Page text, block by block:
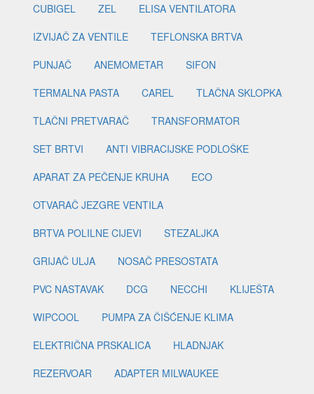
CUBIGEL
ZEL
ELISA VENTILATORA
IZVIJAČ ZA VENTILE
TEFLONSKA BRTVA
PUNJAČ
ANEMOMETAR
SIFON
TERMALNA PASTA
CAREL
TLAČNA SKLOPKA
TLAČNI PRETVARAČ
TRANSFORMATOR
SET BRTVI
ANTI VIBRACIJSKE PODLOŠKE
APARAT ZA PEČENJE KRUHA
ECO
OTVARAČ JEZGRE VENTILA
BRTVA POLILNE CIJEVI
STEZALJKA
GRIJAČ ULJA
NOSAČ PRESOSTATA
PVC NASTAVAK
DCG NECCHI
KLIJEŠTA
WIPCOOL
PUMPA ZA ČIŠĆENJE KLIMA
ELEKTRIČNA PRSKALICA
HLADNJAK
REZERVOAR
ADAPTER MILWAUKEE